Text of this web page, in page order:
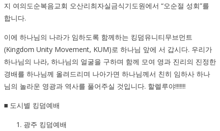
지 여의도순복음교회 오산리최자실금식기도원에서 “오순절 성회”를
합니다.
이에 하나님의 나라가 임하도록 함께하는 킹덤유니티무브먼트
(Kingdom Unity Movement, KUM)로 하나님 앞에 서 갑시다. 우리가
하나님의 나라, 하나님의 얼굴을 구하며 함께 모여 영과 진리의 진정한
경배를 하나님께 올려드리며 나아가면 하나님께서 친히 임하사 하나
님의 놀라운 영광과 역사를 풀어주실 것입니다. 할렐루야!!!!!!!
■ 도시별 킹덤예배
광주 킹덤예배